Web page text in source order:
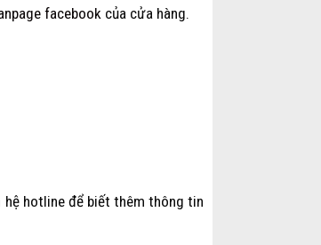
facebook của cửa hàng.
hệ hotline để biết thêm thông tin